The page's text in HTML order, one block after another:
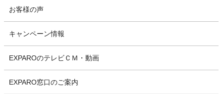
お客様の声
キャンペーン情報
EXPAROのテレビＣＭ・動画
EXPARO窓口のご案内